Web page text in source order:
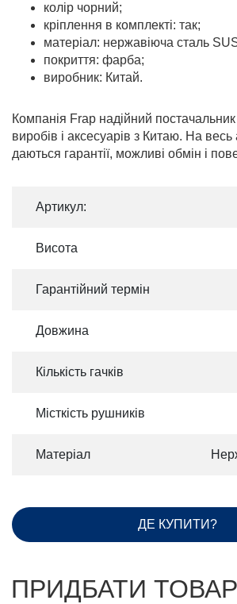
колір чорний;
кріплення в комплекті: так;
матеріал: нержавіюча сталь
покриття: фарба;
виробник: Китай.
Компанія Frap надійний постачальник
виробів і аксесуарів з Китаю. На
даються гарантії, можливі обмін і
Артикул:
Висота
Гарантійний термін
Довжина
Кількість гачків
Місткість рушників
Матеріал
ДЕ КУПИТИ?
ПРИДБАТИ